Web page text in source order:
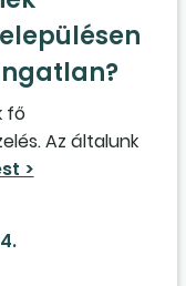
fő
Az általunk
vevő
ingatlan